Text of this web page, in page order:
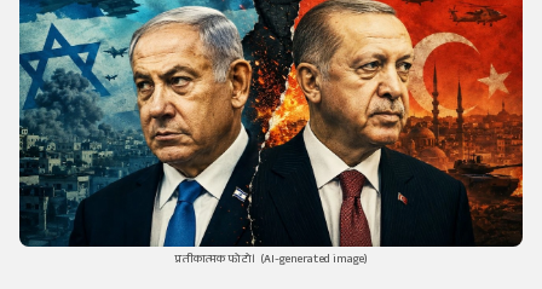
प्रतीकात्मक फोटो। (AI-generated image)